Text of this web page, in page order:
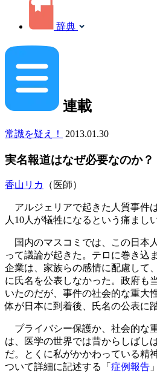
辞典
連載
常識を疑え！ 2013.01.30
実名報道はなぜ必要なのか？
香山リカ （医師）
アルジェリアで起きた人質事件
人10人が犠牲になるという痛まし
国内のマスコミでは、この日本
って議論が起きた。テロに巻き込
企業は、家族らの感情に配慮して
に氏名を公表しなかった。政府も
いたのだが、事件の社会的な重大
体が日本に到着後、氏名の公表に
プライバシー保護か、社会的な
は、医学の世界では昔からしばし
だ。とくに私がかかわっている精
ついて詳細に記述する「 症例報告